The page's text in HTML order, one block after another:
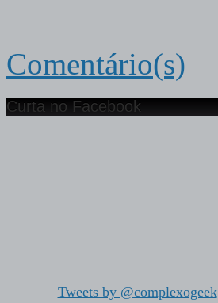
Comentário(s)
Curta no Facebook
Tweets by @complexogeek